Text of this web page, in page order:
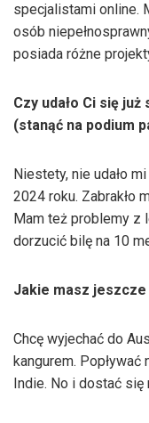
specjalistami online.
osób
posiada różne
Czy udało Ci się
(stanąć na podium
Niestety, nie udało
2024 roku. Zabrakło
Mam też problemy z
dorzucić bilę na 10
Jakie masz
Chcę wyjechać do
kangurem.
Indie. No i dostać się